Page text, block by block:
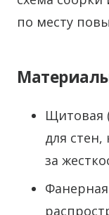
по месту
Щитовая
для стен,
за